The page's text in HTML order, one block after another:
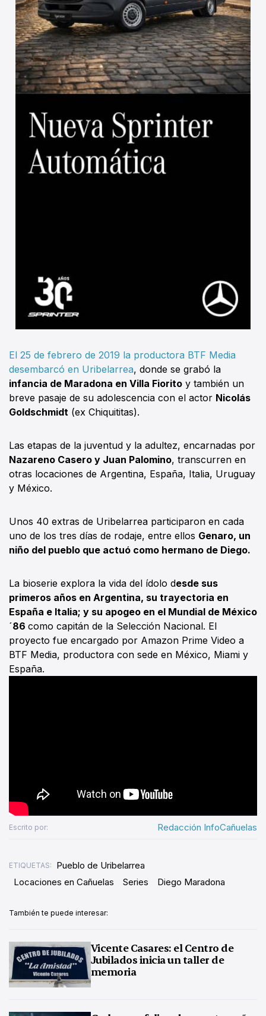
El 25 de febrero de 2019 la productora BTF Media
desembarcó en Uribelarrea, donde se grabó la
infancia de Maradona en Villa Fiorito y también un
breve pasaje de su adolescencia con el actor Nicolás
Goldschmidt (ex Chiquititas).
Las etapas de la juventud y la adultez, encarnadas por
Nazareno Casero y Juan Palomino, transcurren en
otras locaciones de Argentina, España, Italia, Uruguay
y México.
Unos 40 extras de Uribelarrea participaron en cada
uno de los tres días de rodaje, entre ellos Genaro, un
niño del pueblo que actuó como hermano de Diego.
La bioserie explora la vida del ídolo desde sus
primeros años en Argentina, su trayectoria en
España e Italia; y su apogeo en el Mundial de México
´86 como capitán de la Selección Nacional. El
proyecto fue encargado por Amazon Prime Video a
BTF Media, productora con sede en México, Miami y
España.
Escrito por: Redacción InfoCañuelas
ETIQUETAS:
Pueblo de Uribelarrea
Locaciones en Cañuelas
Series Diego Maradona
También te puede interesar:
Vicente Casares: el Centro de
Jubilados inicia un taller de
memoria